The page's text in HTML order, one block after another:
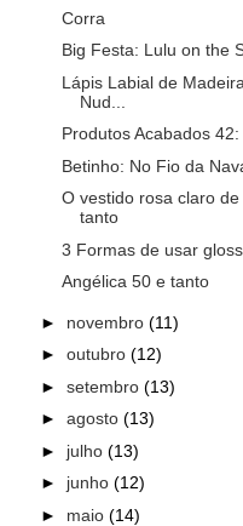
Corra
Big Festa: Lulu on the
Lápis Labial de
Nud...
Produtos Acabados
Betinho: No Fio da
O vestido rosa claro
tanto
3 Formas de usar
Angélica 50 e tanto
► novembro (11)
► outubro (12)
► setembro (13)
► agosto (13)
► julho (13)
► junho (12)
► maio (14)